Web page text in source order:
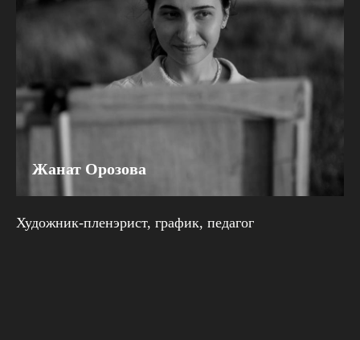
Жанат Орозова
Художник-пленэрист, график, педагог